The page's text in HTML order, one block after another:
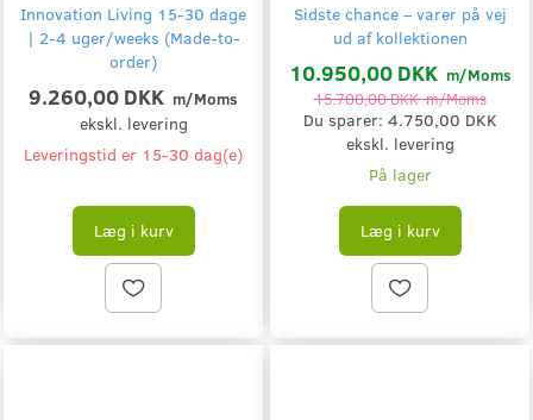
Innovation Living 15-30 dage
| 2-4 uger/weeks (Made-to-
order)
9.260,00 DKK m/Moms
ekskl. levering
Leveringstid er 15-30 dag(e)
Læg i kurv
Sidste chance – varer på vej
ud af kollektionen
10.950,00 DKK m/Moms
15.700,00 DKKm/Moms
Du sparer: 4.750,00 DKK
ekskl. levering
På lager
Læg i kurv